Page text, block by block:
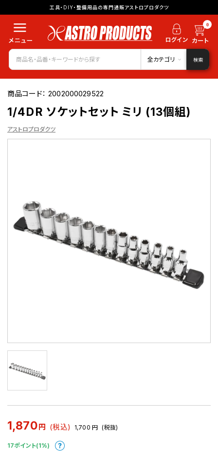
工具・DIY・整備用品の専門通販アストロプロダクツ
0
全カテゴリ 検索
商品コード：2002000029522
1/4DR ソケットセット ミリ (13個組)
アストロプロダクツ
1,870 円 (税込) 1,700 円 (税抜)
17ポイント(1%)